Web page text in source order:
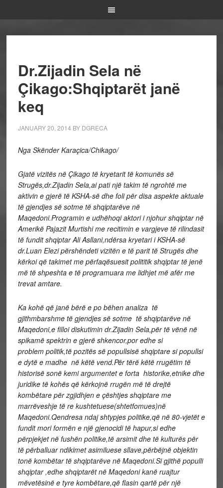
Dr.Zijadin Sela në
Çikago:Shqiptarët janë
keq
JANUARY 20, 2014 BY DGRECA
Nga Skënder Karaçica/Chikago/
Gjatë vizitës në Çikago të kryetarit të komunës së
Strugës,dr.Zijadin Sela,ai pati një takim të ngrohtë me
aktivin e gjerë të KSHA-së dhe foli për disa aspekte aktuale
të gjendjes së sotme të shqiptarëve në
Maqedoni.Programin e udhëhoqi aktori i njohur shqiptar në
Amerikë Pajazit Murtishi me recitimin e vargjeve të rilindasit
të fundit shqiptar Ali Asllani,ndërsa kryetari i KSHA-së
dr.Luan Elezi përshëndeti vizitën e të parit të Strugës dhe
kërkoi që takimet me përfaqësuesit polititik shqiptar të jenë
më të shpeshta e të programuara me lidhjet më afër me
trevat amtare.
Ka kohë që janë bërë e po bëhen analiza të
gjithmbarshme të gjendjes së sotme të shqiptarëve në
Maqedoni,e filloi diskutimin dr.Zijadin Sela,për të vënë në
spikamë spektrin e gjerë shkencor,por edhe si
problem politik,të pozitës së popullsisë shqiptare si popullsi
e dytë e madhe në këtë vend.Për tërë këtë rrugëtim të
historisë sonë kemi argumentet e forta historike,etnike dhe
juridike të kohës që kërkojnë rrugën më të drejtë
kombëtare për zgjidhjen e çështjes shqiptare me
marrëveshje të re kushtetuese(shtetfomues)në
Maqedoni.Qendresa ndaj shtypjes politike,që në 80-vjetët e
fundit mori formën e një gjenocidi të hapur,si edhe
përpjekjet në fushën politike,të arsimit dhe të kulturës për
të përballuar ndikimet asimiluese sllave,përbëjnë objektin
tonë kombëtar të shqiptarëve në Maqedoni.Si gjithë populli
shqiptar ,edhe shqiptarët në Maqedoni kanë ruajtur
mëvetësinë e tyre kombëtare,që flasin qartë për një